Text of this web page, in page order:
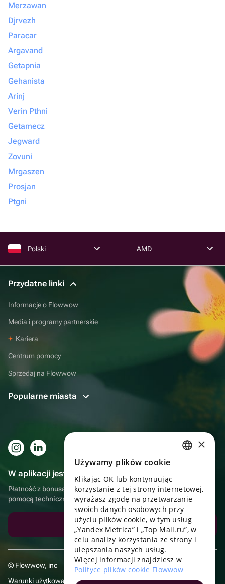
Merzawan
Djrvezh
Paracar
Argavand
Getapnia
Gehanista
Arinj
Verin Pthni
Getamecz
Jegward
Zovuni
Mrgaszen
Prosjan
Ptgni
Polski AMD
Przydatne linki
Informacje o Flowwow
Media i programy partnerskie
Kariera
Centrum pomocy
Sprzedaj na Flowwow
Popularne miasta
W aplikacji jest to jeszcze wygodniejsze!
Płatność z bonusami, samodzielna dostawa, wygodny czat z
pomocą techniczną
Pobierz aplikację
© Flowwow, inc
Warunki użytkowania
UKRAINIAN
PORTUGUESE
SPANISH
×
Używamy plików cookie
Klikając OK lub kontynuując
korzystanie z tej strony internetowej,
wyrażasz zgodę na przetwarzanie
swoich danych osobowych przy
użyciu plików cookie, w tym usług
„Yandex Metrica” i „Top Mail.ru”, w
celu analizy korzystania ze strony i
ulepszania naszych usług.
Więcej informacji znajdziesz w
Polityce plików cookie Flowwow